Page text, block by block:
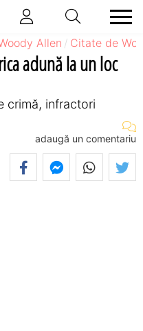
Allen Citate de
adună la un loc
crimă, infractori
adaugă un comentariu